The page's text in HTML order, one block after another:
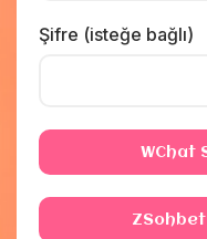
Şifre (isteğe bağlı)
WChat